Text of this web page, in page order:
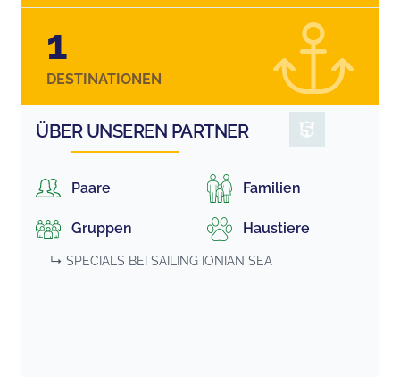
1
DESTINATIONEN
ÜBER UNSEREN PARTNER
Paare Familien
Gruppen Haustiere
↳ SPECIALS BEI SAILING IONIAN SEA